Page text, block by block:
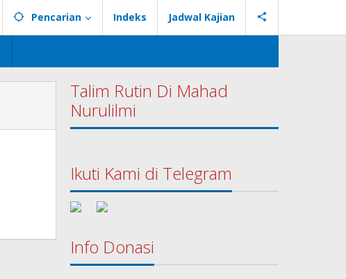
Pencarian Indeks Jadwal Kajian
Talim Rutin Di Mahad
Nurulilmi
Ikuti Kami di Telegram
Info Donasi